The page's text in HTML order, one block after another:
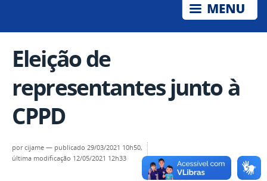
Eleição de
representantes junto à
CPPD
porcijame — publicado 29/03/2021 10h50,
última modificação 12/05/2021 12h33